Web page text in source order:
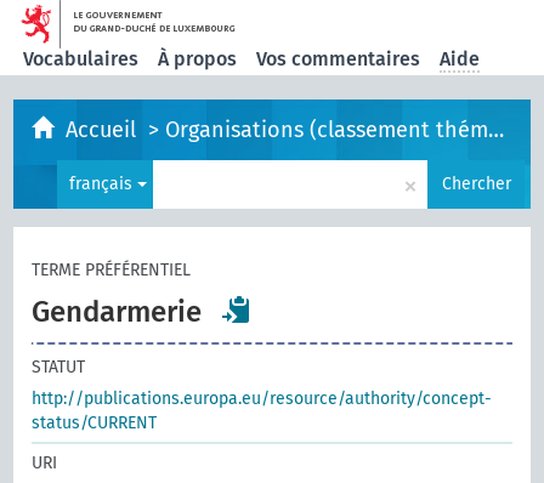
Vocabulaires À propos Vos commentaires Aide
Accueil > Organisations (classement thématique)
français × Chercher
TERME PRÉFÉRENTIEL
Gendarmerie
STATUT
http://publications.europa.eu/resource/authority/concept-
status/CURRENT
URI